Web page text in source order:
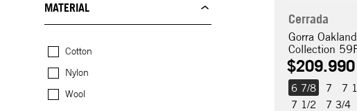
MATERIAL
Cotton
Nylon
Wool
Cerrada
Gorra
Collection
$209.990
6 7/8
7
7 1/2
7 3/4
7